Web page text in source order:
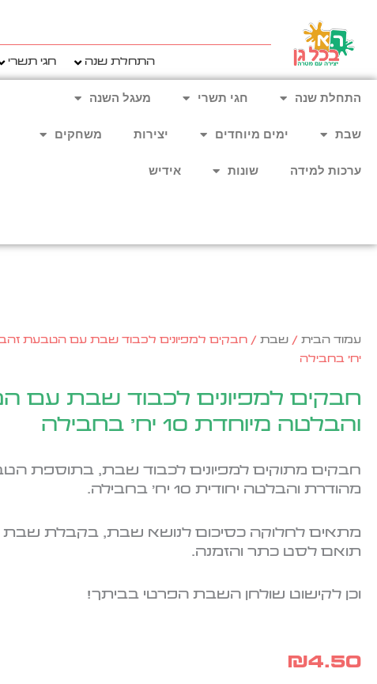
התחלת שנה חגי תשרי
התחלת שנה חגי תשרי מעגל השנה
שבת ימים מיוחדים יצירות משחקים
ערכות למידה שונות אידיש
עמוד הבית / שבת
יח' בחבילה
חבקים למפיונים לכבוד שבת עם
והבלטה מיוחדת 10 יח' בחבילה
חבקים מתוקים למפיונים לכבוד שבת, בתוספת
מהודרת והבלטה יחודית 10 יח' בחבילה.
מתאים לחלוקה כסיכום לנושא שבת, בקבלת שבת
תואם לסט כתר והזמנה.
וכן לקישוט שולחן השבת הפרטי בביתך!
₪4.50